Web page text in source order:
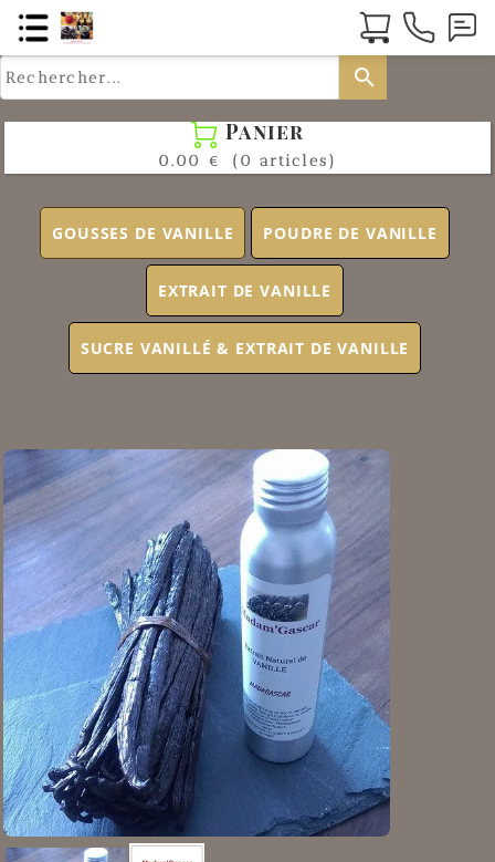
search
 Panier
0.00 € (0 articles)
GOUSSES DE VANILLE POUDRE DE VANILLE
EXTRAIT DE VANILLE
SUCRE VANILLÉ & EXTRAIT DE VANILLE